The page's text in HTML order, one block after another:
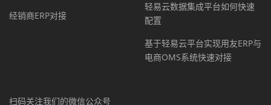
经销商ERP对接
轻易云数据集成平台如何快速
配置
基于轻易云平台实现用友ERP与
电商OMS系统快速对接
扫码关注我们的微信公众号